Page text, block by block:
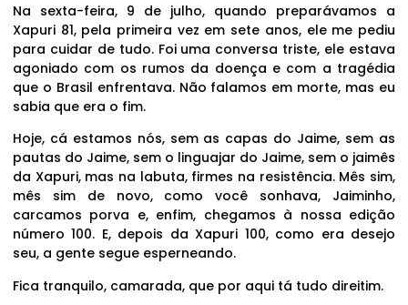
Na sexta-feira, 9 de julho, quando preparávamos a
Xapuri 81, pela primeira vez em sete anos, ele me pediu
para cuidar de tudo. Foi uma conversa triste, ele estava
agoniado com os rumos da doença e com a tragédia
que o Brasil enfrentava. Não falamos em morte, mas eu
sabia que era o fim.
Hoje, cá estamos nós, sem as capas do Jaime, sem as
pautas do Jaime, sem o linguajar do Jaime, sem o jaimês
da Xapuri, mas na labuta, firmes na resistência. Mês sim,
mês sim de novo, como você sonhava, Jaiminho,
carcamos porva e, enfim, chegamos à nossa edição
número 100. E, depois da Xapuri 100, como era desejo
seu, a gente segue esperneando.
Fica tranquilo, camarada, que por aqui tá tudo direitim.